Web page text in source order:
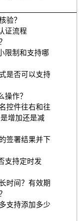
验？
证流程
限制和支持哪
是否可以支持
操作？
控件往右和往
增加还是减
签署结果并下
支持定时发
时间？有效期
支持添加多少